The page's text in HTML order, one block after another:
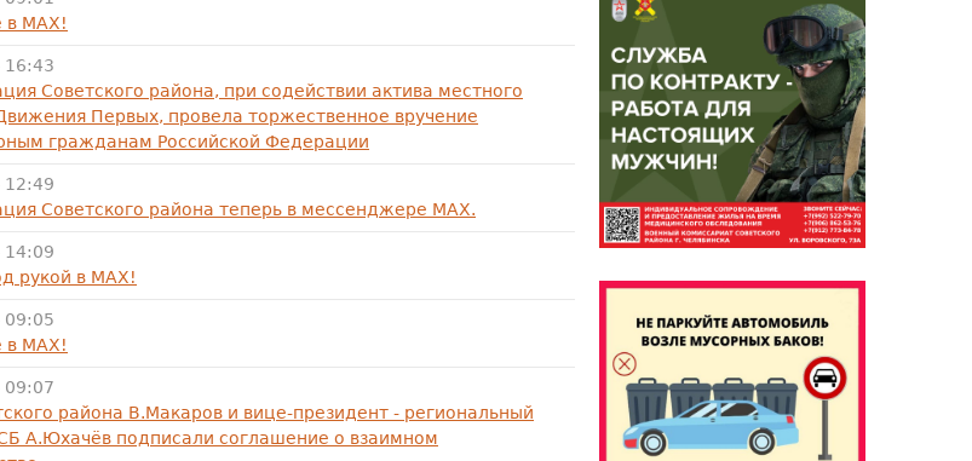
в МАХ!
16:43
Советского района, при содействии актива местного
Первых, провела торжественное вручение
гражданам Российской Федерации
12:49
Советского района теперь в мессенджере MAX.
14:09
рукой в МАХ!
09:05
в МАХ!
09:07
района В.Макаров и вице-президент - региональный
А.Юхачёв подписали соглашение о взаимном